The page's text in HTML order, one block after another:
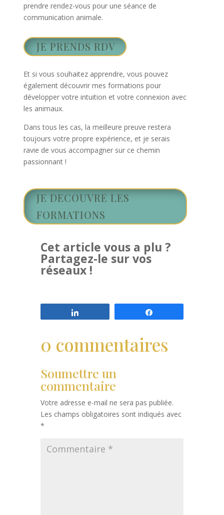
prendre rendez-vous pour une séance de
communication animale.
JE PRENDS RDV
Et si vous souhaitez apprendre, vous pouvez
également découvrir mes formations pour
développer votre intuition et votre connexion avec
les animaux.
Dans tous les cas, la meilleure preuve restera
toujours votre propre expérience, et je serais
ravie de vous accompagner sur ce chemin
passionnant !
JE DECOUVRE LES
FORMATIONS
Cet article vous a plu ?
Partagez-le sur vos
réseaux !
0 commentaires
Soumettre un
commentaire
Votre adresse e-mail ne sera pas publiée.
Les champs obligatoires sont indiqués avec
*